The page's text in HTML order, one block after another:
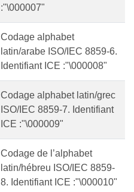
:"\000007"
Codage alphabet
latin/arabe ISO/IEC 8859-6.
Identifiant ICE :"\000008"
Codage alphabet latin/grec
ISO/IEC 8859-7. Identifiant
ICE :"\000009"
Codage de l’alphabet
latin/hébreu ISO/IEC 8859-
8. Identifiant ICE :"\000010"